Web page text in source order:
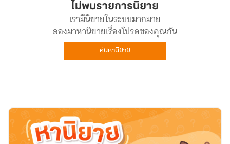
ไม่พบรายการนิยาย
เรามีนิยายในระบบมากมาย
ลองมาหานิยายเรื่องโปรดของคุณกัน
ค้นหานิยาย